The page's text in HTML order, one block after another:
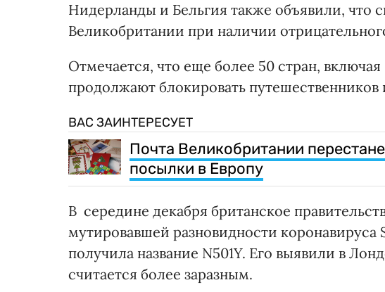
Нидерланды и Бельгия также объявили, что
Великобритании при наличии
Отмечается, что еще более 50 стран,
продолжают блокировать путешественников
ВАС ЗАИНТЕРЕСУЕТ
Почта Великобритании
посылки в Европу
В середине декабря британское
мутировавшей разновидности коронавируса
получила название N501Y. Его выявили в
считается более заразным.